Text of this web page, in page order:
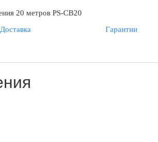
20 метров PS-CB20
Доставка
Гарантии